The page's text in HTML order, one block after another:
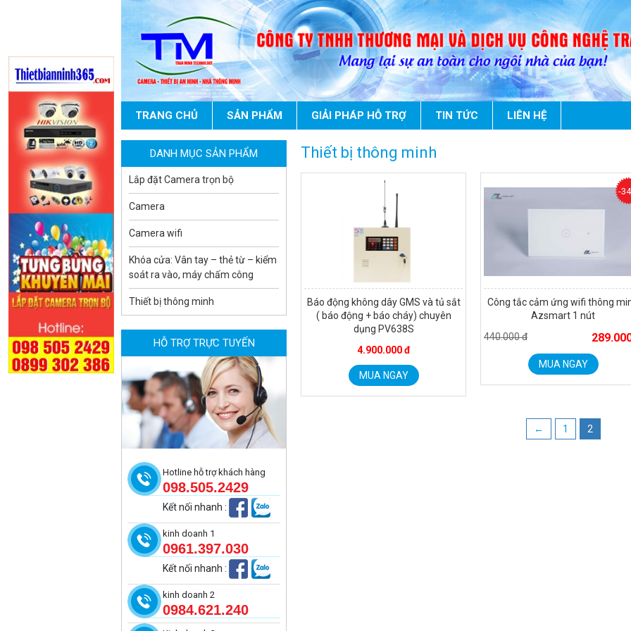
TRANG CHỦ SẢN PHẨM GIẢI PHÁP HỖ TRỢ TIN TỨC LIÊN HỆ
Thiết bị thông minh
Báo động không dây GMS và tủ sắt
( báo động + báo cháy) chuyên
dụng PV638S
4.900.000 đ
MUA NGAY
Công tắc cảm ứng wifi thông
Azsmart 1 nút
440.000 đ
-
MUA NGAY
← 1 2
DANH MỤC SẢN PHẨM
Lắp đặt Camera trọn bộ
Camera
Camera wifi
Khóa cửa: Vân tay – thẻ từ – kiểm
soát ra vào, máy chấm công
Thiết bị thông minh
HỖ TRỢ TRỰC TUYẾN
Hotline hỗ trợ khách hàng
098.505.2429
Kết nối nhanh :
kinh doanh 1
0961.397.030
Kết nối nhanh :
kinh doanh 2
0984.621.240
Camera WiFi quay quét thông
minh 2MP EZVIZ H8C
1.670.000 đ 909.000 đ
MUA NGAY
Camera WiFi EZVIZ H8C 2K 4MP
tích hợp Ai thông minh
1.939.000 đ 1.080.000 đ
MUA NGAY
Camera WiFi quay quét ngoài trời
EZVIZ H8 Pro 3K
2.060.000 đ 1.469.000 đ
MUA NGAY
Camera tích hợp đầu báo nhiệt